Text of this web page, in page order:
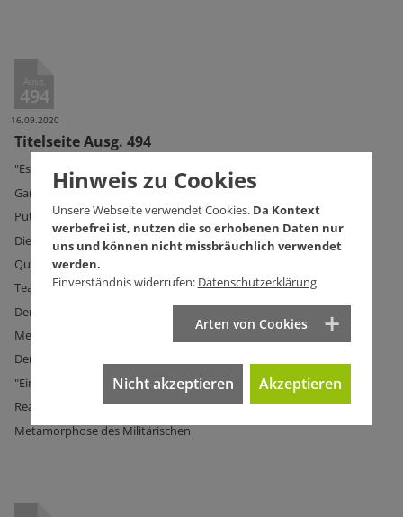
Ausg.
494
16.09.2020
Titelseite Ausg. 494
"Es darf nie wieder ein Moria geben!"
Ganz normale Leute
Putin war's! Oder doch nicht?
Die Heizpilz-Klemme
Quer zur Stadtautobahn
Team VfB National
Der Antichrist hat wieder zugeschlagen
Mein Freund, der Baum
Der große Unbekannte
"Ein Revolutionär setzt sich nie zur Ruhe"
Realitätsverweigerung mit Ansage
Metamorphose des Militärischen
Hinweis zu Cookies
Unsere Webseite verwendet Cookies. Da Kontext
werbefrei ist, nutzen die so erhobenen Daten nur
uns und können nicht missbräuchlich verwendet
werden.
Einverständnis widerrufen: Datenschutzerklärung
Arten von Cookies
Nicht akzeptieren Akzeptieren